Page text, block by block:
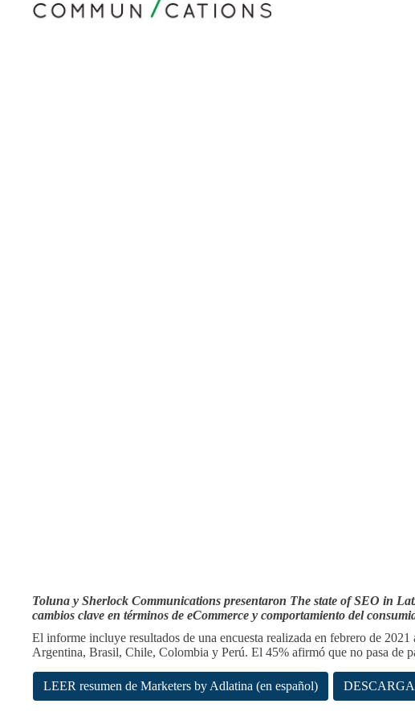
Toluna y Sherlock Communications presentaron The state of SEO in
cambios clave en términos de eCommerce y comportamiento del
El informe incluye resultados de una encuesta realizada en febrero de
Argentina, Brasil, Chile, Colombia y Perú. El 45% afirmó que no pasa de
LEER resumen de Marketers by Adlatina (en español)